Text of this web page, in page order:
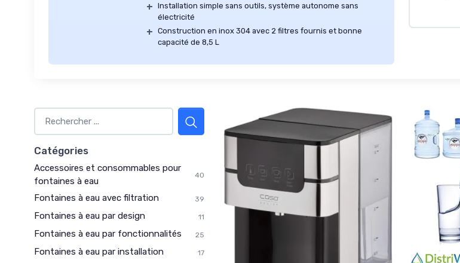
+ Installation simple sans outils, système autonome sans
électricité
+ Construction en inox 304 avec 2 filtres fournis et bonne
capacité de 8,5 L
Catégories
Accessoires et consommables pour
fontaines à eau
40
Fontaines à eau avec filtration 39
Fontaines à eau par design 11
Fontaines à eau par fonctionnalités 25
Fontaines à eau par installation 17